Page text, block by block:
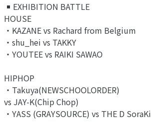
EXHIBITION BATTLE
HOUSE
・KAZANE vs Rachard from Belgium
・shu_hei vs TAKKY
・YOUTEE vs RAIKI SAWAO
HIPHOP
・Takuya(NEWSCHOOLORDER)
vs JAY-K(Chip Chop)
・YASS (GRAYSOURCE) vs THE D SoraKi